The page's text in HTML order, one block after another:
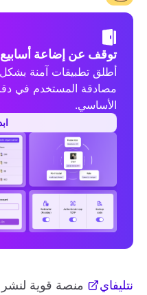
توقف عن إضاعة
مصادقة المستخدم في
الأساسي.
نتليفاي
منصة قوية